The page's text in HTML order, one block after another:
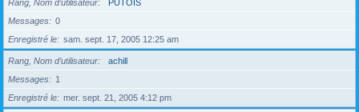
Rang, Nom d’utilisateur
PUTOIS
Messages
0
Enregistré le
sam. sept. 17, 2005 12:25 am
Rang, Nom d’utilisateur
achill
Messages
1
Enregistré le
mer. sept. 21, 2005 4:12 pm